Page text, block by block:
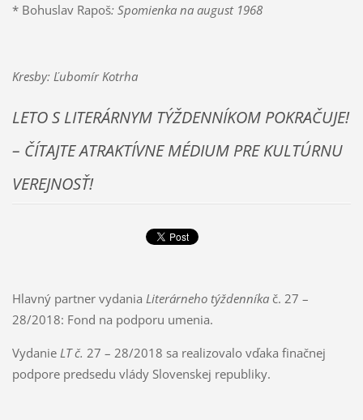
* Bohuslav Rapoš: Spomienka na august 1968
Kresby: Ľubomír Kotrha
LETO S LITERÁRNYM TÝŽDENNÍKOM POKRAČUJE!
– ČÍTAJTE ATRAKTÍVNE MÉDIUM PRE KULTÚRNU
VEREJNOSŤ!
Hlavný partner vydania Literárneho týždenníkač. 27 –
28/2018: Fond na podporu umenia.
Vydanie LT č. 27 – 28/2018 sa realizovalo vďaka finačnej
podpore predsedu vlády Slovenskej republiky.